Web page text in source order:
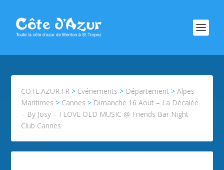
COTE.AZUR.FR > Evénements > Département >Alpes-
Maritimes > Cannes > Dimanche 16 Aout – La Décalée
– By Josy – I LOVE OLD MUSIC @ Friends Bar Night
Club Cannes